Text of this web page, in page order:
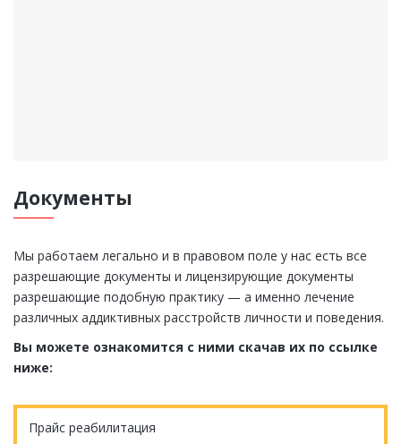
Документы
Мы работаем легально и в правовом поле у нас есть все
разрешающие документы и лицензирующие документы
разрешающие подобную практику — а именно лечение
различных аддиктивных расстройств личности и поведения.
Вы можете ознакомится с ними скачав их по ссылке
ниже:
Прайс реабилитация